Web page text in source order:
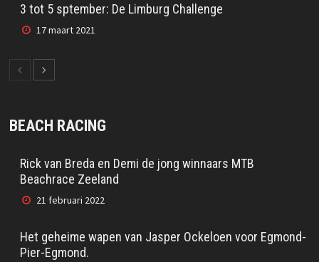
3 tot 5 sptember: De Limburg Challenge
17 maart 2021
BEACH RACING
Rick van Breda en Demi de jong winnaars MTB
Beachrace Zeeland
21 februari 2022
Het geheime wapen van Jasper Ockeloen voor Egmond-
Pier-Egmond.